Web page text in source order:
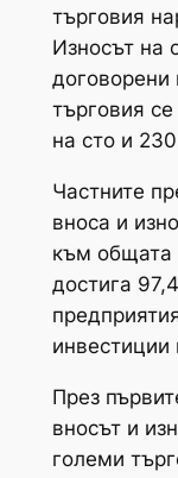
търговия
Износът на
договорени
търговия
на сто и
Частните
вноса и
към общата
достига
инвестиции
През
вносът и
големи